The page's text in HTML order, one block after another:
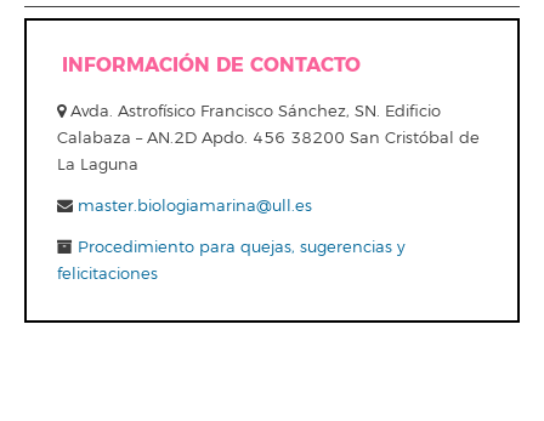
INFORMACIÓN DE CONTACTO
Avda. Astrofísico Francisco Sánchez, SN. Edificio
Calabaza – AN.2D Apdo. 456 38200 San Cristóbal de
La Laguna
master.biologiamarina@ull.es
Procedimiento para quejas, sugerencias y
felicitaciones